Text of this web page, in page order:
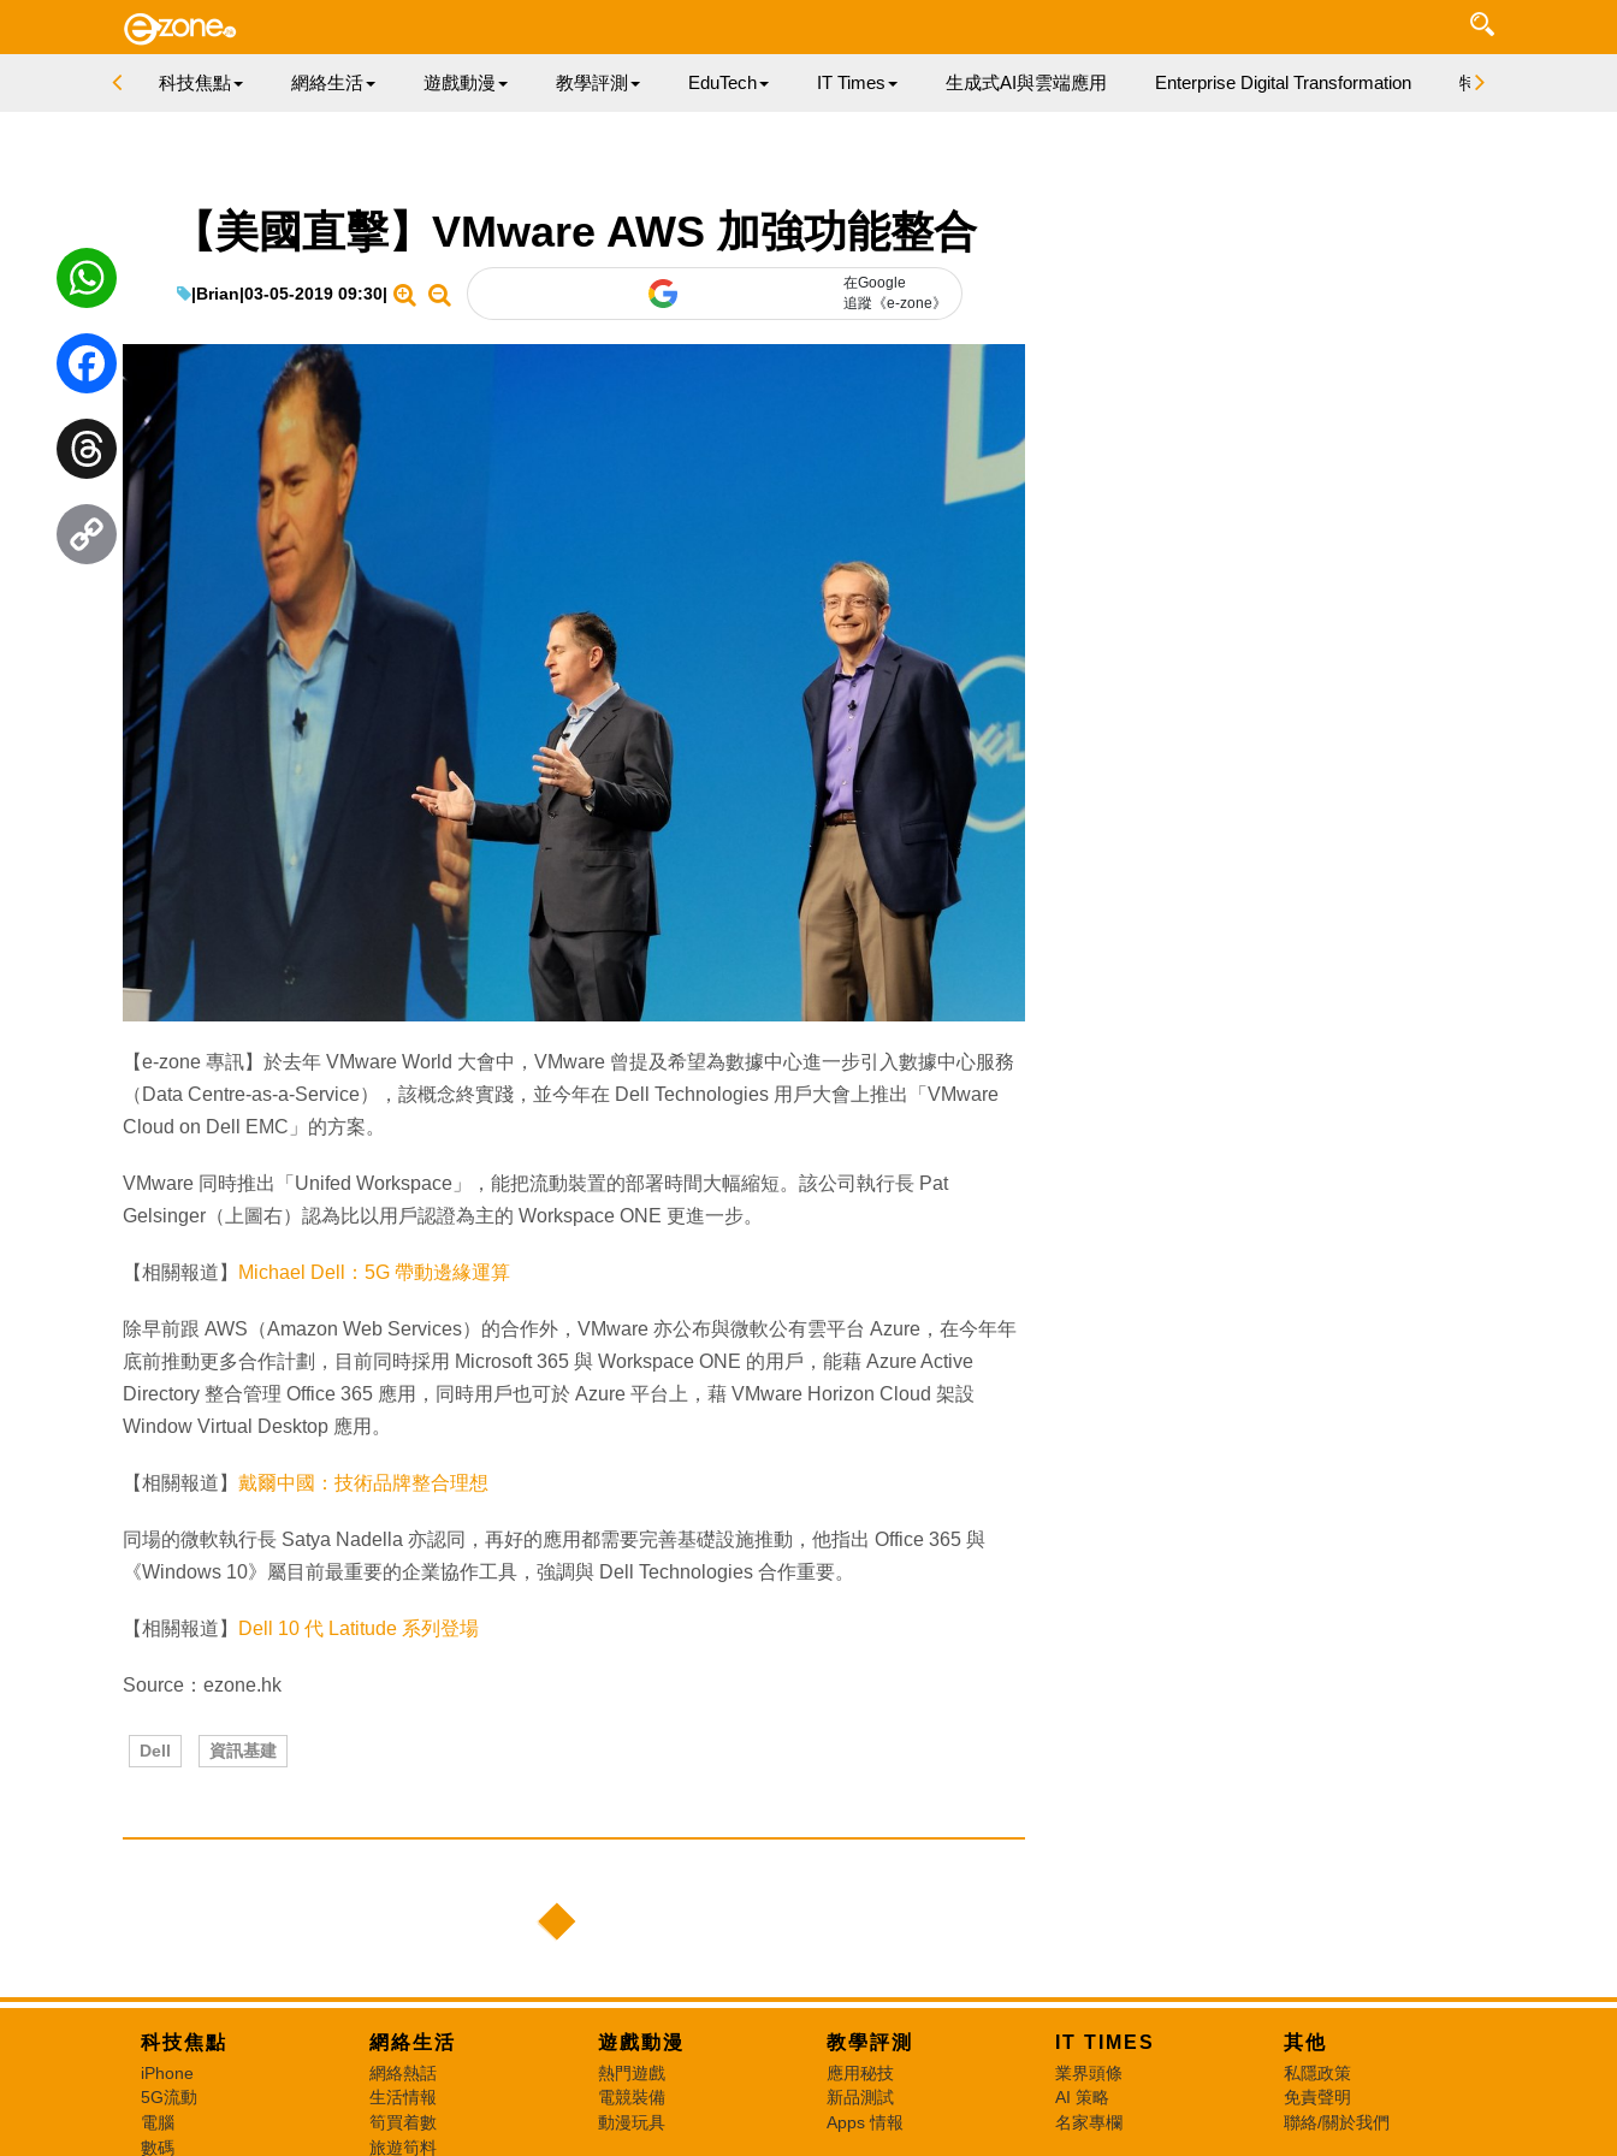
科技焦點 網絡生活 遊戲動漫 教學評測 EduTech IT Times 生成式AI與雲端應用 Enterprise Digital Transformation 特集
【美國直擊】VMware AWS 加強功能整合
|Brian|03-05-2019 09:30|
在Google
追蹤《e-zone》
【e-zone 專訊】於去年 VMware World 大會中，VMware 曾提及希望為數據中心進一步引入數據中心服務
（Data Centre-as-a-Service），該概念終實踐，並今年在 Dell Technologies 用戶大會上推出「VMware
Cloud on Dell EMC」的方案。
VMware 同時推出「Unifed Workspace」，能把流動裝置的部署時間大幅縮短。該公司執行長 Pat
Gelsinger（上圖右）認為比以用戶認證為主的 Workspace ONE 更進一步。
【相關報道】 Michael Dell：5G 帶動邊緣運算
除早前跟 AWS（Amazon Web Services）的合作外，VMware 亦公布與微軟公有雲平台 Azure，在今年年
底前推動更多合作計劃，目前同時採用 Microsoft 365 與 Workspace ONE 的用戶，能藉 Azure Active
Directory 整合管理 Office 365 應用，同時用戶也可於 Azure 平台上，藉 VMware Horizon Cloud 架設
Window Virtual Desktop 應用。
【相關報道】 戴爾中國：技術品牌整合理想
同場的微軟執行長 Satya Nadella 亦認同，再好的應用都需要完善基礎設施推動，他指出 Office 365 與
《Windows 10》屬目前最重要的企業協作工具，強調與 Dell Technologies 合作重要。
【相關報道】 Dell 10 代 Latitude 系列登場
Source：ezone.hk
Dell 資訊基建
WhatsApp
Facebook
Threads
Copy
科技焦點
iPhone
5G流動
電腦
數碼
網絡生活
網絡熱話
生活情報
筍買着數
旅遊筍料
遊戲動漫
熱門遊戲
電競裝備
動漫玩具
教學評測
應用秘技
新品測試
Apps 情報
IT TIMES
業界頭條
AI 策略
名家專欄
其他
私隱政策
免責聲明
聯絡/關於我們